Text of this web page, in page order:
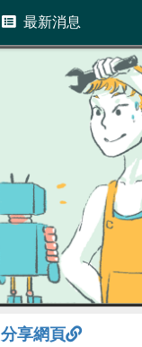
最新消息
分享網頁